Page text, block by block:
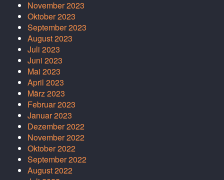
November 2023
Oktober 2023
September 2023
August 2023
Juli 2023
Juni 2023
Mai 2023
April 2023
März 2023
Februar 2023
Januar 2023
Dezember 2022
November 2022
Oktober 2022
September 2022
August 2022